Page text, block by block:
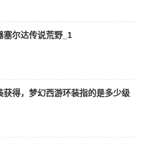
塞尔达传说荒野_1
获得，梦幻西游环装指的是多少级